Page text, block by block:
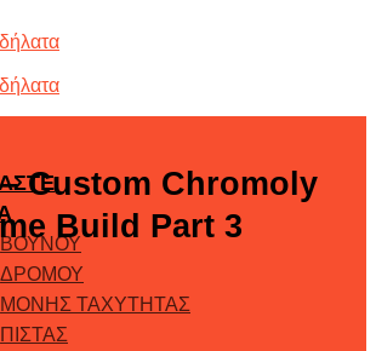
ΒΟΥΝΟΥ
ΔΡΟΜΟΥ
ΜΟΝΗΣ ΤΑΧΥΤΗΤΑΣ
ΠΙΣΤΑΣ
Custom Chromoly
Build Part 3